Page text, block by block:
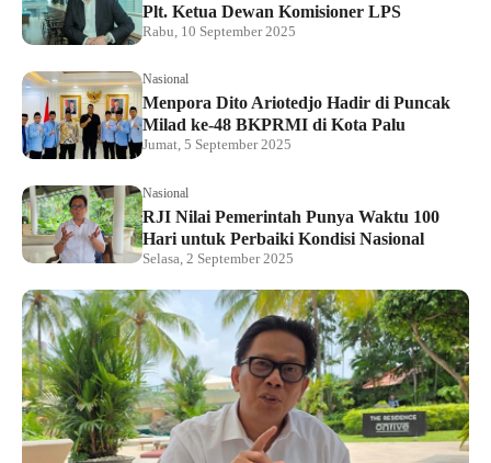
Plt. Ketua Dewan Komisioner LPS
Rabu, 10 September 2025
Nasional
Menpora Dito Ariotedjo Hadir di Puncak
Milad ke-48 BKPRMI di Kota Palu
Jumat, 5 September 2025
Nasional
RJI Nilai Pemerintah Punya Waktu 100
Hari untuk Perbaiki Kondisi Nasional
Selasa, 2 September 2025